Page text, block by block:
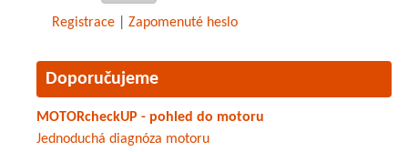
Registrace Zapomenuté heslo
Doporučujeme
MOTORcheckUP - pohled do motoru
Jednoduchá diagnóza motoru